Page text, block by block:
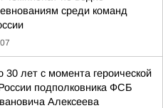
среди команд
30 лет с момента героической
подполковника ФСБ
Алексеева